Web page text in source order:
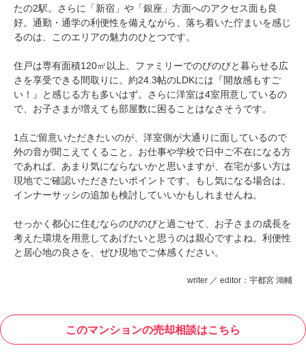
たの2駅。さらに「新宿」や「銀座」方面へのアクセス面も良
好。通勤・通学の利便性を備えながら、落ち着いた佇まいを感じ
るのは、このエリアの魅力のひとつです。
住戸は専有面積120㎡以上、ファミリーでのびのびと暮らせる広
さを享受できる間取りに。約24.3帖のLDKには『開放感もすご
い！』と感じる方も多いはず。さらに洋室は4室用意しているの
で、お子さまが増えても部屋数に困ることはなさそうです。
1点ご留意いただきたいのが、洋室側が大通りに面しているので
外の音が聞こえてくること。お仕事や学校で日中ご不在になる方
であれば、あまり気にならないかと思いますが、在宅が多い方は
現地でご確認いただきたいポイントです。もし気になる場合は、
インナーサッシの追加も検討していいかもしれませんね。
せっかく都心に住むならのびのびと過ごせて、お子さまの成長を
考えた環境を用意してあげたいと思うのは親心ですよね。利便性
と居心地の良さを、ぜひ現地でご体感ください。
writer ／ editor：宇都宮 鴻輔
このマンションの売却相談はこちら